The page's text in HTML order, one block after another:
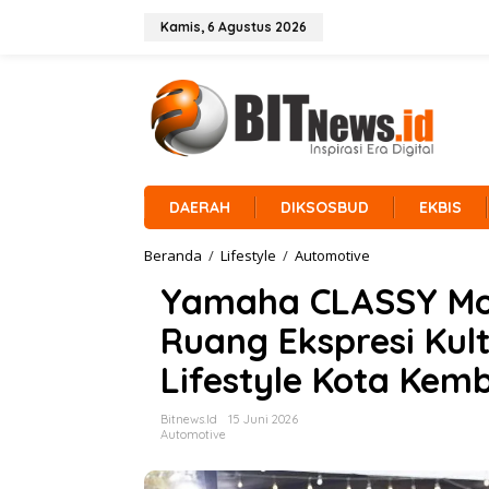
Kamis, 6 Agustus 2026
DAERAH DIKSOSBUD EKBIS
Beranda / Lifestyle / Automotive
m
a
h
a
C
L
Y
Yamaha CLASSY
Ruang Ekspresi
Lifestyle Kota
Bitnews.id
15 Juni 2026
Automotive